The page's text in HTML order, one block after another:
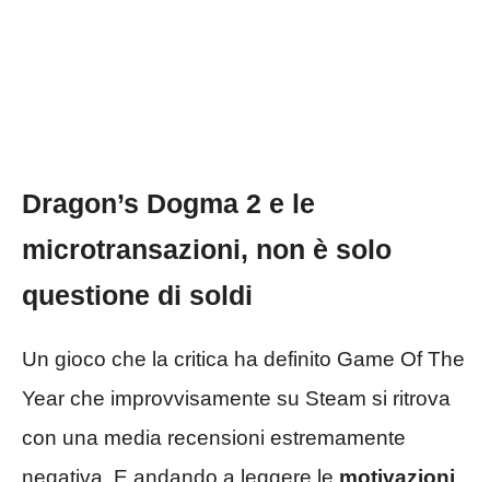
Dragon’s Dogma 2 e le
microtransazioni, non è solo
questione di soldi
Un gioco che la critica ha definito Game Of The
Year che improvvisamente su Steam si ritrova
con una media recensioni estremamente
negativa. E andando a leggere le motivazioni